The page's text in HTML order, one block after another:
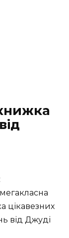
цікавезних
від Джуді